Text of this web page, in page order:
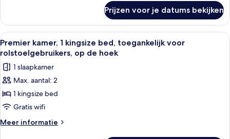
de
hoek
laden
kamer,
kingsize
bed,
de
hoek
Prijzen voor je datums bekijken
Alle
foto's
voor
Premier
kamer,
1
kingsize
bed,
Een hotelkamer met een bed,
4
Premier kamer, 1 kingsize bed, toegankelijk voor
rolstoelgebruikers, op de hoek
1 slaapkamer
Max. aantal: 2
1 kingsize bed
Gratis wifi
Meer informatie
Meer